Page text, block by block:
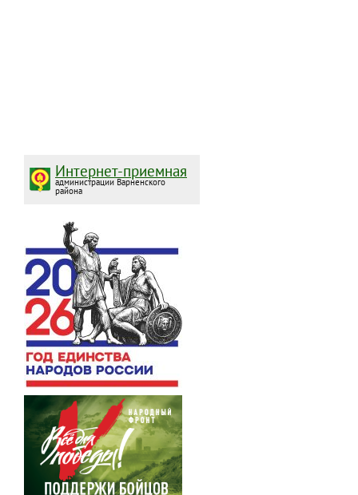
Интернет-приемная
администрации Варненского
района